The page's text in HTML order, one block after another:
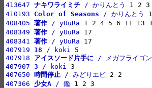
413647 ナキワライミチ / かりんとう
410193 Color of Seasons / かりんとう
408405 著作 / yUuRa
408349 著作 / yUuRa
408341 著作 / yUuRa
407919 18 / koki
407918 アイスソード片手に / メガフライゴン
407907 3 / koki
407650
時間停止 / みどりエビ
407366 少女A / 鑑